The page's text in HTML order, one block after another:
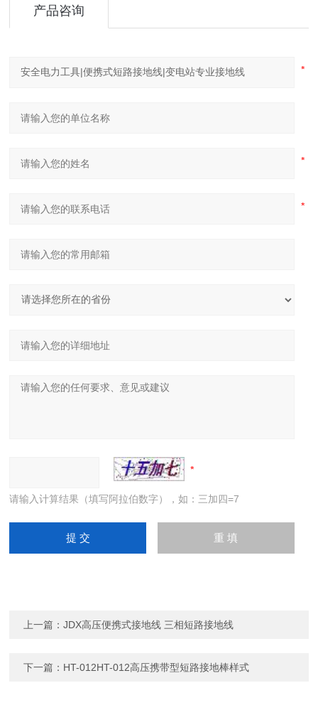
产品咨询
请输入计算结果（填写阿拉伯数字），如：三加四=7
上一篇：JDX高压便携式接地线 三相短路接地线
下一篇： HT-012HT-012高压携带型短路接地棒样式